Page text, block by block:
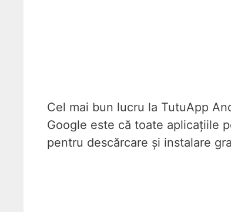
Cel mai bun lucru la TutuApp
Google este că toate aplicațiile
pentru descărcare și instalare